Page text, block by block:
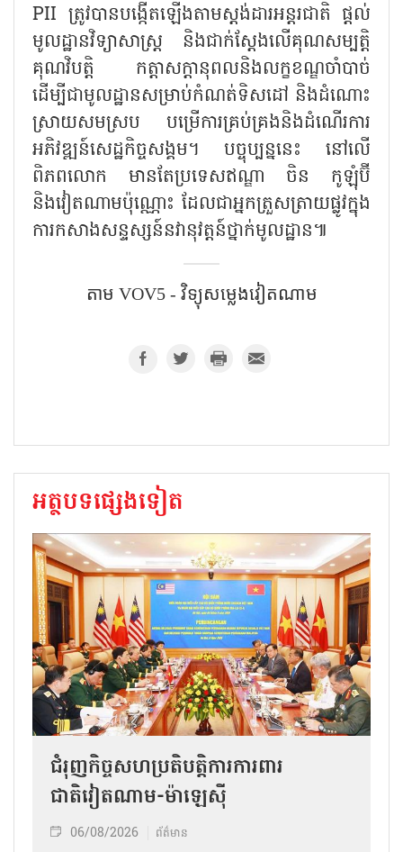
PII ត្រូវបានបង្កើតឡើងតាមស្តង់ដារអន្តរជាតិ ផ្តល់
មូលដ្ឋានវិទ្យាសាស្ត្រ និងជាក់ស្តែងលើគុណសម្បត្តិ
គុណវិបត្តិ កត្តាសក្តានុពលនិងលក្ខខណ្ឌចាំបាច់
ដើម្បីជាមូលដ្ឋានសម្រាប់កំណត់ទិសដៅ និងដំណោះ
ស្រាយសមស្រប បម្រើការគ្រប់គ្រងនិងដំណើរការ
អភិវឌ្ឍន៍សេដ្ឋកិច្ចសង្គម។ បច្ចុប្បន្ននេះ នៅលើ
ពិភពលោក មានតែប្រទេសឥណ្ឌា ចិន កូឡុំប៊ី
និងវៀតណាមប៉ុណ្ណោះ ដែលជាអ្នកត្រួសត្រាយផ្លូវក្នុង
ការកសាងសន្ទស្សន៍នវានុវត្តន៍ថ្នាក់មូលដ្ឋាន៕
តាម​ VOV5 - វិទ្យុសម្លេងវៀតណាម
អត្ថបទផ្សេងទៀត
ជំរុញកិច្ចសហប្រតិបត្តិការការពារ
ជាតិវៀតណាម-ម៉ាឡេស៊ី
06/08/2026 ព័ត៌មាន